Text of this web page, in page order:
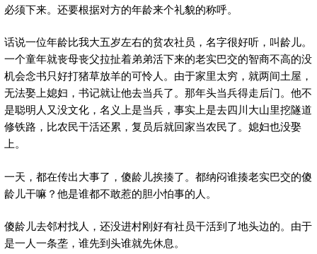
必须下来。还要根据对方的年龄来个礼貌的称呼。
话说一位年龄比我大五岁左右的贫农社员，名字很好听，叫龄儿。
一个童年就丧母丧父拉扯着弟弟活下来的老实巴交的智商不高的没
机会念书只好打猪草放羊的可怜人。由于家里太穷，就两间土屋，
无法娶上媳妇，书记就让他去当兵了。那年头当兵得走后门。他不
是聪明人又没文化，名义上是当兵，事实上是去四川大山里挖隧道
修铁路，比农民干活还累，复员后就回家当农民了。媳妇也没娶
上。
一天，都在传出大事了，傻龄儿挨揍了。都纳闷谁揍老实巴交的傻
龄儿干嘛？他是谁都不敢惹的胆小怕事的人。
傻龄儿去邻村找人，还没进村刚好有社员干活到了地头边的。由于
是一人一条垄，谁先到头谁就先休息。